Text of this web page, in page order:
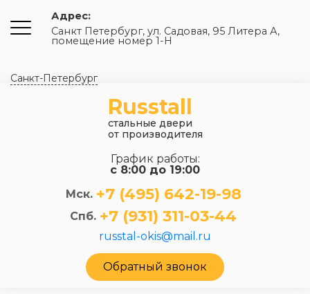
Адрес:
Санкт Петербург, ул. Садовая, 95 Литера А,
помещение номер 1-Н
Санкт-Петербург
Russtall
стальные двери
от производителя
График работы:
с 8:00 до 19:00
Мск. +7 (495) 642-19-98
Спб. +7 (931) 311-03-44
russtal-okis@mail.ru
Обратный звонок